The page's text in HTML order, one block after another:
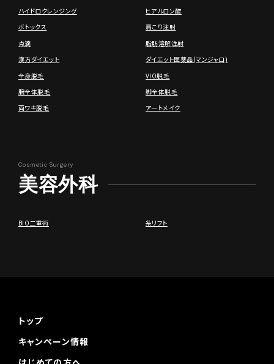
ハイドロクレンジング
ヒアルロン酸
ボトックス
肩こり注射
点滴
脂肪溶解注射
漢方ダイエット
ダイエット医薬品(マンジャロ)
全身脱毛
VIO脱毛
腕全体脱毛
脚全体脱毛
両ワキ脱毛
アートメイク
美容外科
BIO二重術 糸リフト
トップ
キャンペーン情報